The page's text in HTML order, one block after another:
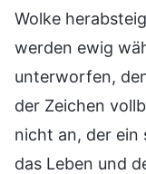
Wolke
werden ewig
unterworfen,
der Zeichen
nicht an, der ein
das Leben und